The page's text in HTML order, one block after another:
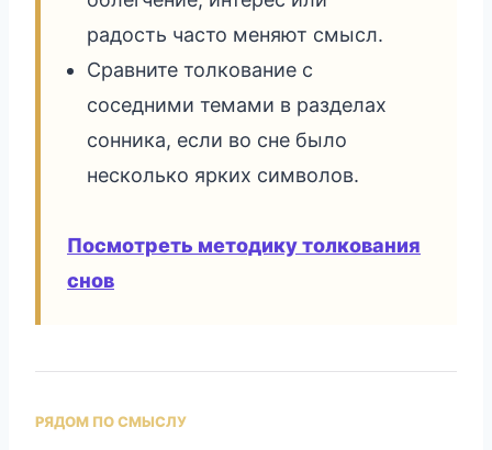
радость часто меняют смысл.
Сравните толкование с
соседними темами в разделах
сонника, если во сне было
несколько ярких символов.
Посмотреть методику толкования
снов
РЯДОМ ПО СМЫСЛУ